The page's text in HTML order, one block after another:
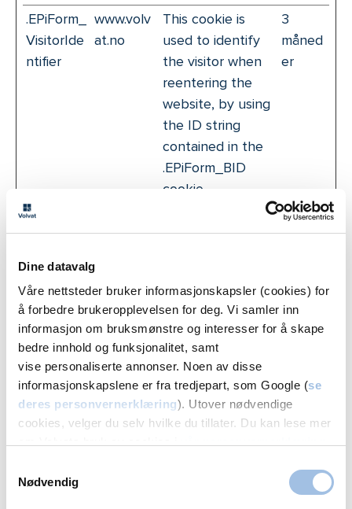
Dine datavalg
Våre nettsteder bruker informasjonskapsler (cookies) for
å forbedre brukeropplevelsen for deg. Vi samler inn
informasjon om bruksmønstre og interesser for å skape
bedre innhold og funksjonalitet, samt
vise personaliserte annonser. Noen av disse
informasjonskapslene er fra tredjepart, som Google (se
deres personvernerklæring). Utover nødvendige
cookies, velger du selv hvilke du tillater. Du kan lese mer
Nødvendig
.EPiForm_
VisitorIde
ntifier
www.volv
at.no
This cookie is
used to identify
the visitor when
reentering the
website, by using
the ID string
contained in the
.EPiForm_BID
cookie.
3
måned
er
_ga
unique ID that is
how the visitor
uses the website.
2 år
_ga_# Google
Used by Google
Analytics to
collect data on
the number of